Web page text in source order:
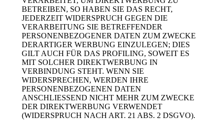
BETREIBEN, SO HABEN SIE DAS RECHT,
JEDERZEIT WIDERSPRUCH GEGEN DIE
VERARBEITUNG SIE BETREFFENDER
PERSONENBEZOGENER DATEN ZUM ZWECKE
DERARTIGER WERBUNG EINZULEGEN; DIES
GILT AUCH FÜR DAS PROFILING, SOWEIT ES
MIT SOLCHER DIREKTWERBUNG IN
VERBINDUNG STEHT. WENN SIE
WIDERSPRECHEN, WERDEN IHRE
PERSONENBEZOGENEN DATEN
ANSCHLIESSEND NICHT MEHR ZUM ZWECKE
DER DIREKTWERBUNG VERWENDET
(WIDERSPRUCH NACH ART. 21 ABS. 2 DSGVO).